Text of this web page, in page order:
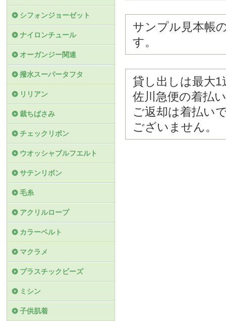
サンプル見本帳
す。
貸し出しは最大
佐川急便の着払
ご返却は着払い
ございません。
シフォンジョーゼット
ナイロンチュール
オーガンジー関連
撥水スーパータフタ
リリアン
裁ちばさみ
チェックリボン
ウオッシャブルフエルト
サテンリボン
毛糸
アクリルロープ
カラーベルト
マクラメ
プラスチックビーズ
ミシン
子供肌着